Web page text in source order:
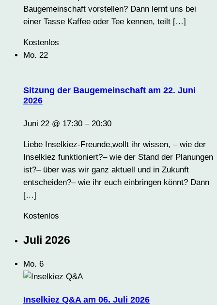
Baugemeinschaft vorstellen? Dann lernt uns bei
einer Tasse Kaffee oder Tee kennen, teilt […]
Kostenlos
Mo. 22
Sitzung der Baugemeinschaft am 22. Juni
2026
Juni 22 @ 17:30 – 20:30
Liebe Inselkiez-Freunde,wollt ihr wissen, – wie der
Inselkiez funktioniert?– wie der Stand der Planungen
ist?– über was wir ganz aktuell und in Zukunft
entscheiden?– wie ihr euch einbringen könnt? Dann
[…]
Kostenlos
Juli 2026
Mo. 6
Inselkiez Q&A am 06. Juli 2026